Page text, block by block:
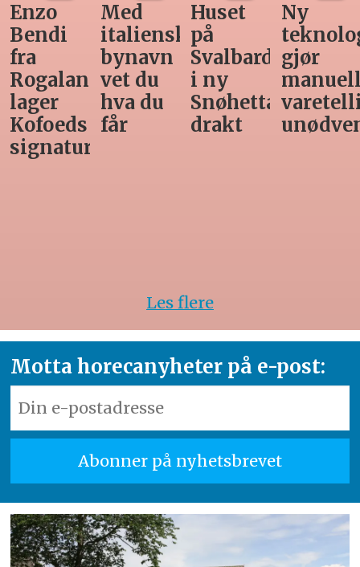
Med
italiensk
bynavn
vet du
hva du
får
Huset
på
Svalbard
i ny
Snøhetta-
drakt
Ny
teknologi
gjør
manuell
varetelling
unødvendig
Siste
Horeca-
før
Les flere
Motta horecanyheter på e-post: